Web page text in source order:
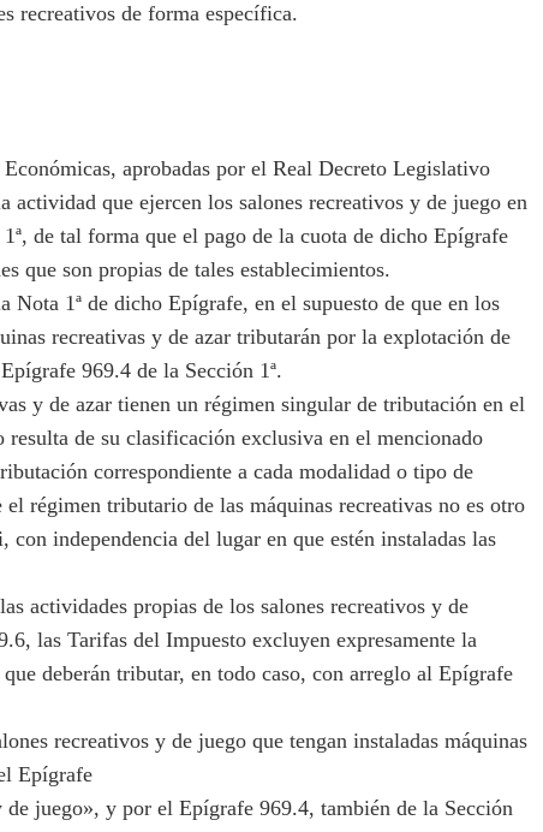
recreativos de forma específica.
aprobadas por el Real Decreto Legislativo
actividad que ejercen los salones recreativos y de juego en
de tal forma que el pago de la cuota de dicho Epígrafe
que son propias de tales establecimientos.
1ª de dicho Epígrafe, en el supuesto de que en los
recreativas y de azar tributarán por la explotación de
969.4 de la Sección 1ª.
y de azar tienen un régimen singular de tributación en el
de su clasificación exclusiva en el mencionado
correspondiente a cada modalidad o tipo de
régimen tributario de las máquinas recreativas no es otro
independencia del lugar en que estén instaladas las
actividades propias de los salones recreativos y de
las Tarifas del Impuesto excluyen expresamente la
deberán tributar, en todo caso, con arreglo al Epígrafe
recreativos y de juego que tengan instaladas máquinas
Epígrafe
de juego», y por el Epígrafe 969.4, también de la Sección